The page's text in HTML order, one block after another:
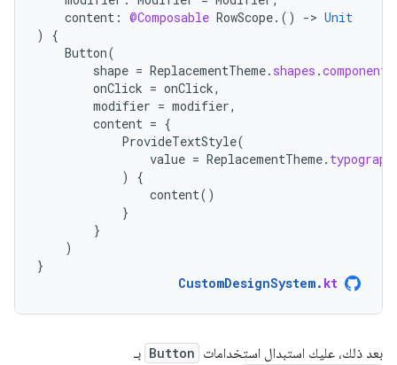
content : @Composable RowScope.() -> Unit
)
{
Button(
shape = ReplacementTheme. shapes .component
onClick = onClick,
modifier = modifier,
content = {
ProvideTextStyle(
value = ReplacementTheme.
)
{
content()
}
}
)
}
CustomDesignSystem. kt
بعد ذلك، عليك استبدال استخدامات Button بـ